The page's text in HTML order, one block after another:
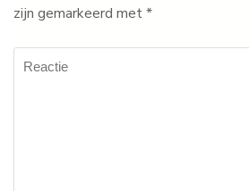
zijn gemarkeerd met*
Reactie